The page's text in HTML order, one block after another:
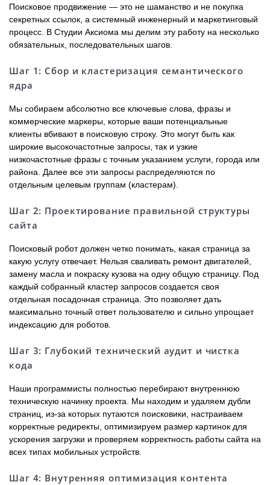
Поисковое продвижение — это не шаманство и не покупка
секретных ссылок, а системный инженерный и маркетинговый
процесс. В Студии Аксиома мы делим эту работу на несколько
обязательных, последовательных шагов.
Шаг 1: Сбор и кластеризация семантического
ядра
Мы собираем абсолютно все ключевые слова, фразы и
коммерческие маркеры, которые ваши потенциальные
клиенты вбивают в поисковую строку. Это могут быть как
широкие высокочастотные запросы, так и узкие
низкочастотные фразы с точным указанием услуги, города или
района. Далее все эти запросы распределяются по
отдельным целевым группам (кластерам).
Шаг 2: Проектирование правильной структуры
сайта
Поисковый робот должен четко понимать, какая страница за
какую услугу отвечает. Нельзя сваливать ремонт двигателей,
замену масла и покраску кузова на одну общую страницу. Под
каждый собранный кластер запросов создается своя
отдельная посадочная страница. Это позволяет дать
максимально точный ответ пользователю и сильно упрощает
индексацию для роботов.
Шаг 3: Глубокий технический аудит и чистка
кода
Наши программисты полностью перебирают внутреннюю
техническую начинку проекта. Мы находим и удаляем дубли
страниц, из-за которых путаются поисковики, настраиваем
корректные редиректы, оптимизируем размер картинок для
ускорения загрузки и проверяем корректность работы сайта на
всех типах мобильных устройств.
Шаг 4: Внутренняя оптимизация контента